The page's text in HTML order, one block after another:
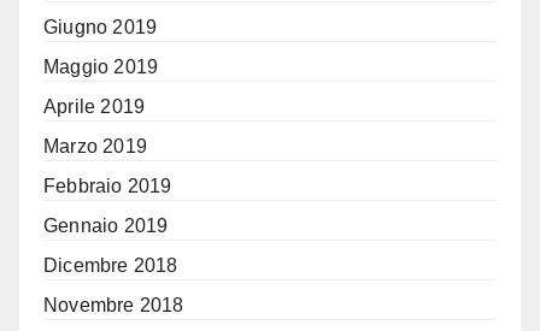
Giugno 2019
Maggio 2019
Aprile 2019
Marzo 2019
Febbraio 2019
Gennaio 2019
Dicembre 2018
Novembre 2018